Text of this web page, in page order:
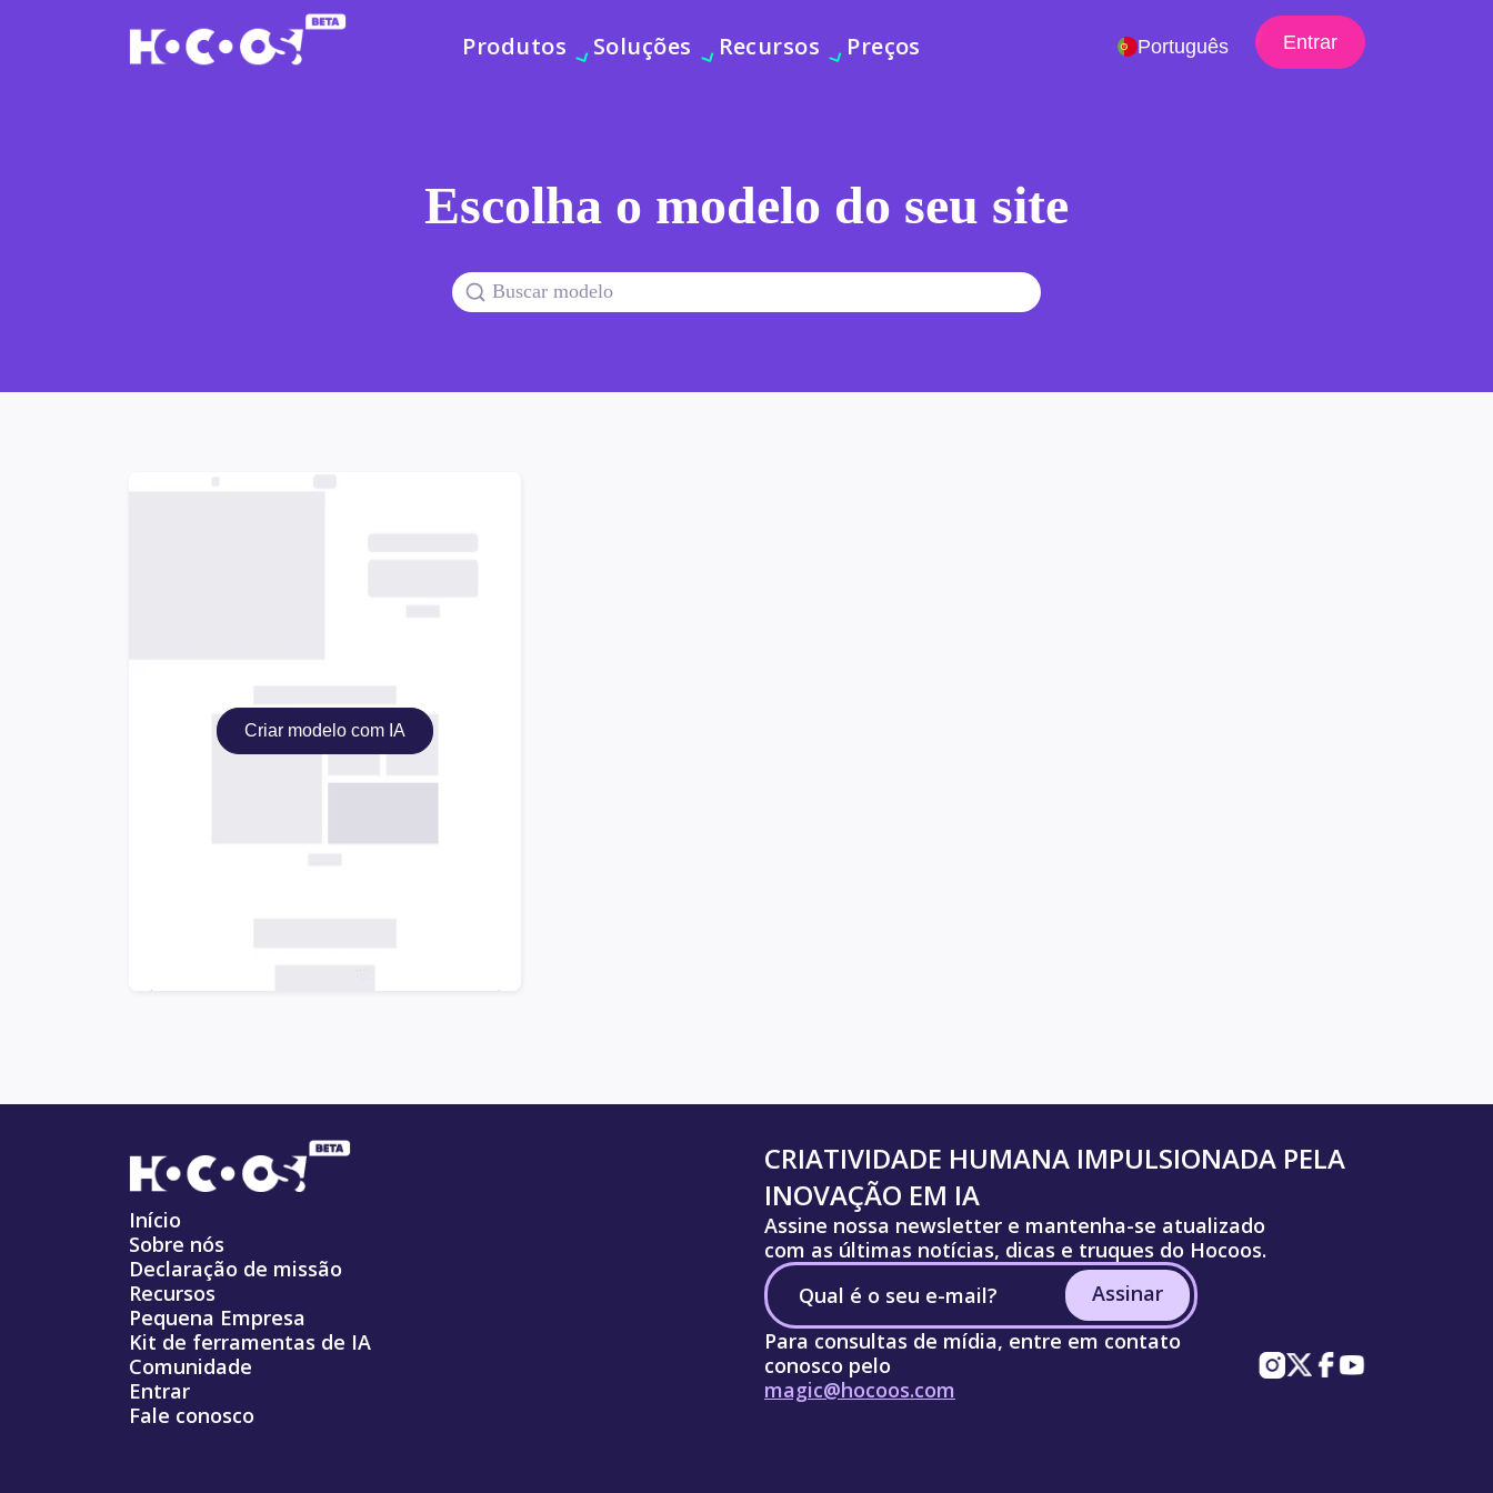
Produtos Soluções Recursos Preços Português Entrar
Escolha o modelo do seu site
Criar modelo com IA
Início
Sobre nós
Declaração de missão
Recursos
Pequena Empresa
Kit de ferramentas de IA
Comunidade
Entrar
Fale conosco
CRIATIVIDADE HUMANA IMPULSIONADA PELA
INOVAÇÃO EM IA
Assine nossa newsletter e mantenha-se atualizado
com as últimas notícias, dicas e truques do Hocoos.
Assinar
Para consultas de mídia, entre em contato
conosco pelo
magic@hocoos.com